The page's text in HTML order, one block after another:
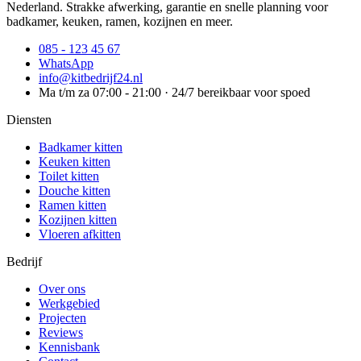
Nederland. Strakke afwerking, garantie en snelle planning voor
badkamer, keuken, ramen, kozijnen en meer.
085 - 123 45 67
WhatsApp
info@kitbedrijf24.nl
Ma t/m za 07:00 - 21:00 · 24/7 bereikbaar voor spoed
Diensten
Badkamer kitten
Keuken kitten
Toilet kitten
Douche kitten
Ramen kitten
Kozijnen kitten
Vloeren afkitten
Bedrijf
Over ons
Werkgebied
Projecten
Reviews
Kennisbank